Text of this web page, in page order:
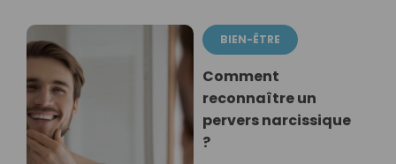
BIEN-ÊTRE
Comment
reconnaître un
pervers narcissique
?